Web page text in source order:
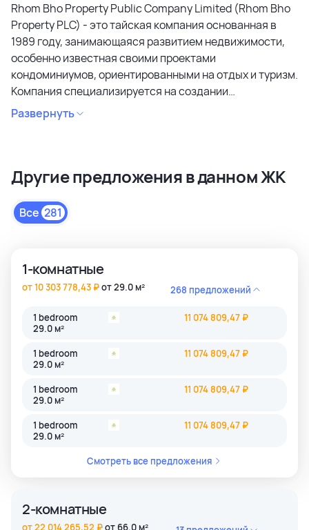
Rhom Bho Property Public Company Limited (Rhom Bho
Property PLC) - это тайская компания основанная в
1989 году, занимающаяся развитием недвижимости,
особенно известная своими проектами
кондоминиумов, ориентированными на отдых и туризм.
Компания специализируется на создании
кондоминиумов в привлекательных районах, уделяя
особое внимание дизайну, качеству строительства и
коммерческих объектах и жилой недвижимости
высокого качества в сегментах недвижимости
премиального и среднего класса. Среди районов
застройки как престижные комьюнити Бангкока, так и
Развернуть
Другие предложения в данном ЖК
Все 281
1-комнатные
от 29.0 м²
от 10 303 778,43 ₽ 268 предложений
1 bedroom
29.0 м²
11 074 809,47 ₽
1 bedroom
29.0 м²
11 074 809,47 ₽
1 bedroom
29.0 м²
11 074 809,47 ₽
1 bedroom
29.0 м²
11 074 809,47 ₽
Смотреть все предложения
2-комнатные
от 66.0 м²
от 22 014 265,52 ₽